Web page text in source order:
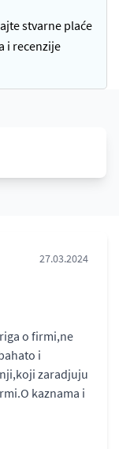
stvarne plaće
i recenzije
27.03.2024
o firmi,ne
i
zaradjuju
kaznama i